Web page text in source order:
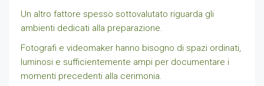
Un altro fattore spesso sottovalutato riguarda gli
ambienti dedicati alla preparazione.
Fotografi e videomaker hanno bisogno di spazi ordinati,
luminosi e sufficientemente ampi per documentare i
momenti precedenti alla cerimonia.